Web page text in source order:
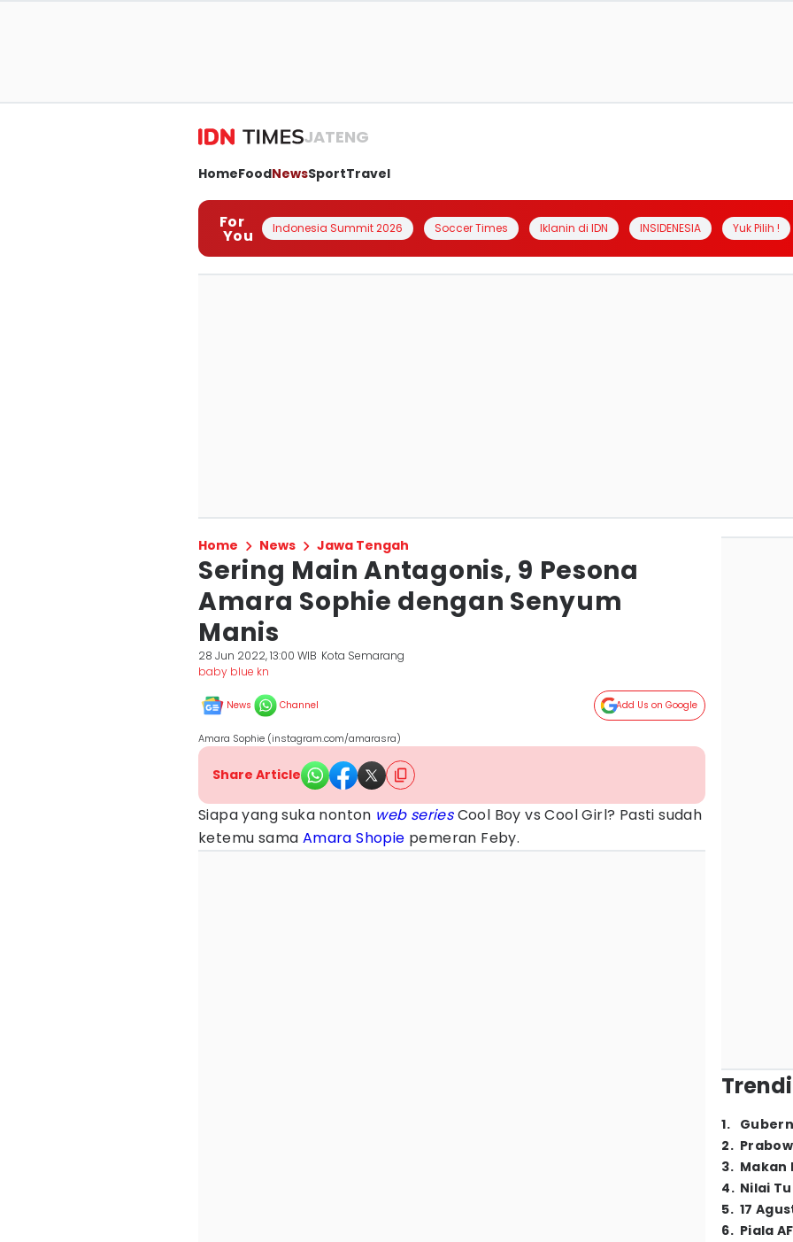
JATENG
HomeFoodNewsSportTravel
For
You Indonesia Summit 2026 Soccer Times Iklanin di IDN INSIDENESIA Yuk Pilih !
Home News Jawa Tengah
Sering Main Antagonis, 9 Pesona
Amara Sophie dengan Senyum
Manis
28 Jun 2022, 13:00 WIB Kota Semarang
baby blue kn
News Channel Add Us on Google
Amara Sophie (instagram.com/amarasra)
Share Article
Siapa yang suka nonton web seriesCool Boy vs Cool Girl? Pasti sudah
ketemu sama Amara Shopie pemeran Feby.
1.
2.
3. Makan
4. Nilai
5. 17
6. Piala